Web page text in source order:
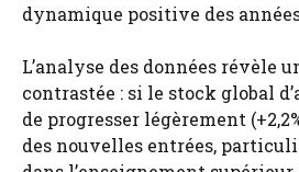
dynamique positive des
L’analyse des données révèle
contrastée : si le stock global
de progresser légèrement
des nouvelles entrées,